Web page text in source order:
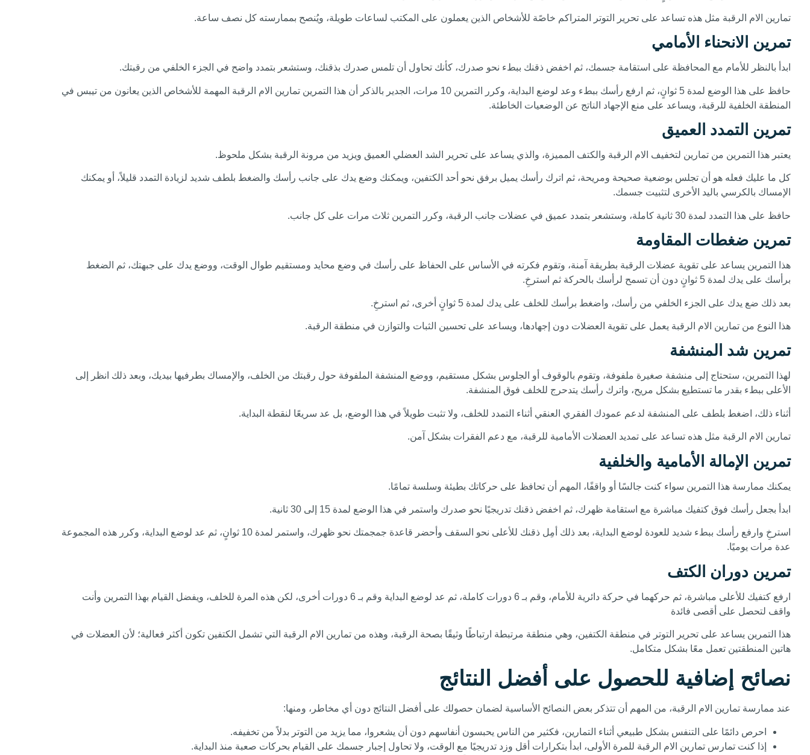
تمارين الام الرقبة مثل هذه تساعد على تحرير التوتر المتراكم خاصًة للأشخاص الذين يعملون على المكتب لساعات طويلة، ويُنصح بممارسته كل نصف ساعة.
تمرين الانحناء الأمامي
ابدأ بالنظر للأمام مع المحافظة على استقامة جسمك، ثم اخفض ذقنك ببطء نحو صدرك، كأنك تحاول أن تلمس صدرك بذقنك، وستشعر بتمدد واضح في الجزء الخلفي من رقبتك.
حافظ على هذا الوضع لمدة 5 ثوانٍ، ثم ارفع رأسك ببطء وعد لوضع البداية، وكرر التمرين 10 مرات، الجدير بالذكر أن هذا التمرين تمارين الام الرقبة المهمة للأشخاص الذين يعانون من تيبس في
المنطقة الخلفية للرقبة، ويساعد على منع الإجهاد الناتج عن الوضعيات الخاطئة.
تمرين التمدد العميق
يعتبر هذا التمرين من تمارين لتخفيف الام الرقبة والكتف المميزة، والذي يساعد على تحرير الشد العضلي العميق ويزيد من مرونة الرقبة بشكل ملحوظ.
كل ما عليك فعله هو أن تجلس بوضعية صحيحة ومريحة، ثم اترك رأسك يميل برفق نحو أحد الكتفين، ويمكنك وضع يدك على جانب رأسك والضغط بلطف شديد لزيادة التمدد قليلاً، أو يمكنك
الإمساك بالكرسي باليد الأخرى لتثبيت جسمك.
حافظ على هذا التمدد لمدة 30 ثانية كاملة، وستشعر بتمدد عميق في عضلات جانب الرقبة، وكرر التمرين ثلاث مرات على كل جانب.
تمرين ضغطات المقاومة
هذا التمرين يساعد على تقوية عضلات الرقبة بطريقة آمنة، وتقوم فكرته في الأساس على الحفاظ على رأسك في وضع محايد ومستقيم طوال الوقت، ووضع يدك على جبهتك، ثم الضغط
برأسك على يدك لمدة 5 ثوانٍ دون أن تسمح لرأسك بالحركة ثم استرخِ.
بعد ذلك ضع يدك على الجزء الخلفي من رأسك، واضغط برأسك للخلف على يدك لمدة 5 ثوانٍ أخرى، ثم استرخِ.
هذا النوع من تمارين الام الرقبة يعمل على تقوية العضلات دون إجهادها، ويساعد على تحسين الثبات والتوازن في منطقة الرقبة.
تمرين شد المنشفة
لهذا التمرين، ستحتاج إلى منشفة صغيرة ملفوفة، وتقوم بالوقوف أو الجلوس بشكل مستقيم، ووضع المنشفة الملفوفة حول رقبتك من الخلف، والإمساك بطرفيها بيديك، وبعد ذلك انظر إلى
الأعلى ببطء بقدر ما تستطيع بشكل مريح، واترك رأسك يتدحرج للخلف فوق المنشفة.
أثناء ذلك، اضغط بلطف على المنشفة لدعم عمودك الفقري العنقي أثناء التمدد للخلف، ولا تثبت طويلاً في هذا الوضع، بل عد سريعًا لنقطة البداية.
تمارين الام الرقبة مثل هذه تساعد على تمديد العضلات الأمامية للرقبة، مع دعم الفقرات بشكل آمن.
تمرين الإمالة الأمامية والخلفية
يمكنك ممارسة هذا التمرين سواء كنت جالسًا أو واقفًا، المهم أن تحافظ على حركاتك بطيئة وسلسة تمامًا.
ابدأ بجعل رأسك فوق كتفيك مباشرة مع استقامة ظهرك، ثم اخفض ذقنك تدريجيًا نحو صدرك واستمر في هذا الوضع لمدة 15 إلى 30 ثانية.
استرخِ وارفع رأسك ببطء شديد للعودة لوضع البداية، بعد ذلك أمِل ذقنك للأعلى نحو السقف وأحضر قاعدة جمجمتك نحو ظهرك، واستمر لمدة 10 ثوانٍ، ثم عد لوضع البداية، وكرر هذه المجموعة
عدة مرات يوميًا.
تمرين دوران الكتف
ارفع كتفيك للأعلى مباشرة، ثم حركهما في حركة دائرية للأمام، وقم بـ 6 دورات كاملة، ثم عد لوضع البداية وقم بـ 6 دورات أخرى، لكن هذه المرة للخلف، ويفضل القيام بهذا التمرين وأنت
واقف لتحصل على أقصى فائدة
هذا التمرين يساعد على تحرير التوتر في منطقة الكتفين، وهي منطقة مرتبطة ارتباطًا وثيقًا بصحة الرقبة، وهذه من تمارين الام الرقبة التي تشمل الكتفين تكون أكثر فعالية؛ لأن العضلات في
هاتين المنطقتين تعمل معًا بشكل متكامل.
نصائح إضافية للحصول على أفضل النتائج
عند ممارسة تمارين الام الرقبة، من المهم أن تتذكر بعض النصائح الأساسية لضمان حصولك على أفضل النتائج دون أي مخاطر، ومنها:
احرص دائمًا على التنفس بشكل طبيعي أثناء التمارين، فكثير من الناس يحبسون أنفاسهم دون أن يشعروا، مما يزيد من التوتر بدلاً من تخفيفه.
إذا كنت تمارس تمارين الام الرقبة للمرة الأولى، ابدأ بتكرارات أقل وزد تدريجيًا مع الوقت، ولا تحاول إجبار جسمك على القيام بحركات صعبة منذ البداية.